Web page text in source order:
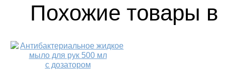
Похожие товары в